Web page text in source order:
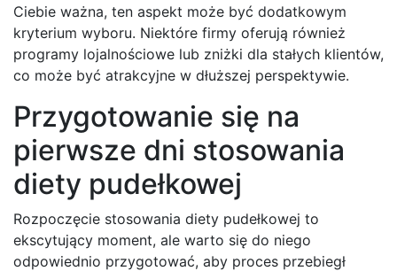
Ciebie ważna, ten aspekt może być dodatkowym
kryterium wyboru. Niektóre firmy oferują również
programy lojalnościowe lub zniżki dla stałych klientów,
co może być atrakcyjne w dłuższej perspektywie.
Przygotowanie się na
pierwsze dni stosowania
diety pudełkowej
Rozpoczęcie stosowania diety pudełkowej to
ekscytujący moment, ale warto się do niego
odpowiednio przygotować, aby proces przebiegł